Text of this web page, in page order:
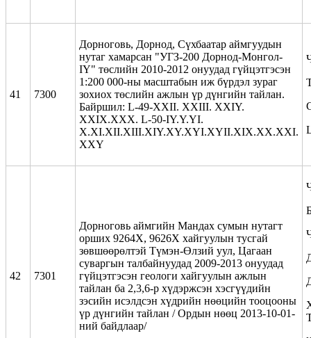
41 7300
Дорноговь, Дорнод, Сүхбаатар аймгуудын
нутаг хамарсан "УГЗ-200 Дорнод-Монгол-
IY" төслийн 2010-2012 онуудад гүйцэтгэсэн
1:200 000-ны масштабын иж бүрдэл зураг
зохиох төслийн ажлын үр дүнгийн тайлан.
Байршил: L-49-XXII. XXIII. XXIY.
XXIX.XXX. L-50-IY.Y.YI.
X.XI.XII.XIII.XIY.XY.XYI.XYII.XIX.XX.XXI.
XXY
42 7301
Дорноговь аймгийн Мандах сумын нутагт
орших 9264Х, 9626Х хайгуулын тусгай
зөвшөөрөлтэй Түмэн-Өлзий уул, Цагаан
суваргын талбайнуудад 2009-2013 онуудад
гүйцэтгэсэн геологи хайгуулын ажлын
тайлан ба 2,3,6-р хүдэржсэн хэсгүүдийн
зэсийн исэлдсэн хүдрийн нөөцийн тооцооны
үр дүнгийн тайлан / Ордын нөөц 2013-10-01-
ний байдлаар/